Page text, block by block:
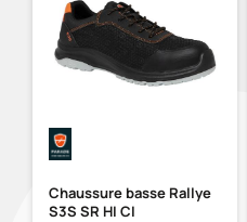
Chaussure basse Rallye
S3S SR HI CI